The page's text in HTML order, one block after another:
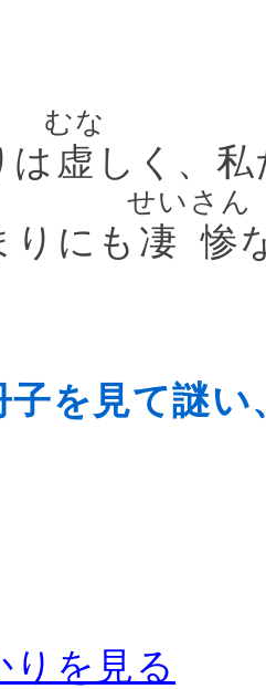
は 虚
むな
しく、
りにも 凄惨
せいさん
子を見て謎
りを見る